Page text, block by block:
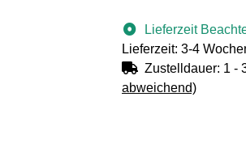
Lieferzeit
Lieferzeit: 3-4
Zustelldauer: 1 -
abweichend)